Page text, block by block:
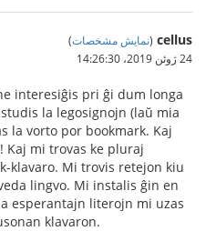
cellus
(نمایش مشخصات)
24 ژوئن 2019،‏ 14:26:30
interesiĝis pri ĝi dum longa
la legosignojn (laŭ mia
la vorto por bookmark. Kaj
Kaj mi trovas ke pluraj
klavaro. Mi trovis retejon kiu
lingvo. Mi instalis ĝin en
esperantajn literojn mi uzas
klavaron.